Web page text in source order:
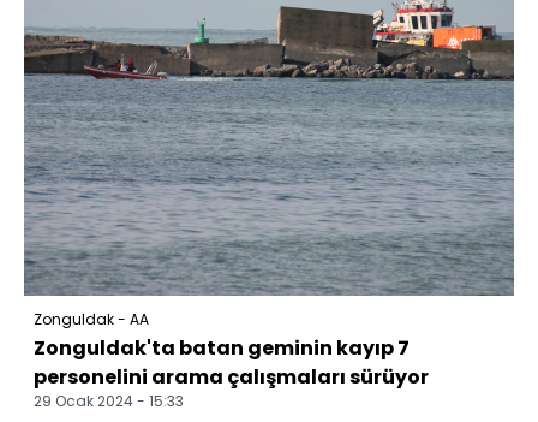
Zonguldak - AA
Zonguldak'ta batan geminin kayıp 7
personelini arama çalışmaları sürüyor
29 Ocak 2024 - 15:33